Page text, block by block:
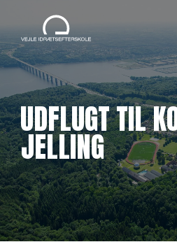
UDFLUGT TIL
JELLING